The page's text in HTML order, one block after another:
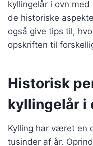
kyllingelår i ovn
de historiske
også give tips til,
opskriften til
Historisk
kyllingelår i
Kylling har været en
tusinder af år.